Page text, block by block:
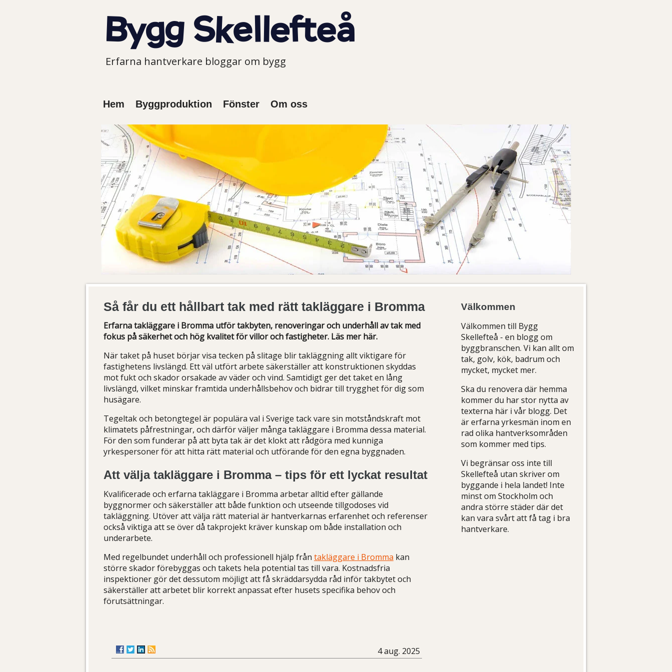
Erfarna hantverkare bloggar om bygg
Hem Byggproduktion Fönster Om oss
Så får du ett hållbart tak med rätt takläggare i Bromma
Erfarna takläggare i Bromma utför takbyten, renoveringar och underhåll av tak med
fokus på säkerhet och hög kvalitet för villor och fastigheter. Läs mer här.
När taket på huset börjar visa tecken på slitage blir takläggning allt viktigare för
fastighetens livslängd. Ett väl utfört arbete säkerställer att konstruktionen skyddas
mot fukt och skador orsakade av väder och vind. Samtidigt ger det taket en lång
livslängd, vilket minskar framtida underhållsbehov och bidrar till trygghet för dig som
husägare.
Tegeltak och betongtegel är populära val i Sverige tack vare sin motståndskraft mot
klimatets påfrestningar, och därför väljer många takläggare i Bromma dessa material.
För den som funderar på att byta tak är det klokt att rådgöra med kunniga
yrkespersoner för att hitta rätt material och utförande för den egna byggnaden.
Att välja takläggare i Bromma – tips för ett lyckat resultat
Kvalificerade och erfarna takläggare i Bromma arbetar alltid efter gällande
byggnormer och säkerställer att både funktion och utseende tillgodoses vid
takläggning. Utöver att välja rätt material är hantverkarnas erfarenhet och referenser
också viktiga att se över då takprojekt kräver kunskap om både installation och
underarbete.
Med regelbundet underhåll och professionell hjälp från takläggare i Bromma kan
större skador förebyggas och takets hela potential tas till vara. Kostnadsfria
inspektioner gör det dessutom möjligt att få skräddarsydda råd inför takbytet och
säkerställer att arbetet blir korrekt anpassat efter husets specifika behov och
förutsättningar.
4 aug. 2025
Välkommen
Välkommen till Bygg
Skellefteå - en blogg om
byggbranschen. Vi kan allt om
tak, golv, kök, badrum och
mycket, mycket mer.
Ska du renovera där hemma
kommer du har stor nytta av
texterna här i vår blogg. Det
är erfarna yrkesmän inom en
rad olika hantverksområden
som kommer med tips.
Vi begränsar oss inte till
Skellefteå utan skriver om
byggande i hela landet! Inte
minst om Stockholm och
andra större städer där det
kan vara svårt att få tag i bra
hantverkare.